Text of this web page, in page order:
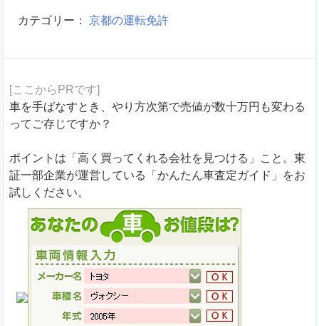
カテゴリー： 京都の運転免許
[ここからPRです]
車を手ばなすとき、やり方次第で売値が数十万円も変わる
ってご存じですか？
ポイントは「高く買ってくれる会社を見つける」こと。東
証一部企業が運営している「かんたん車査定ガイド」をお
試しください。